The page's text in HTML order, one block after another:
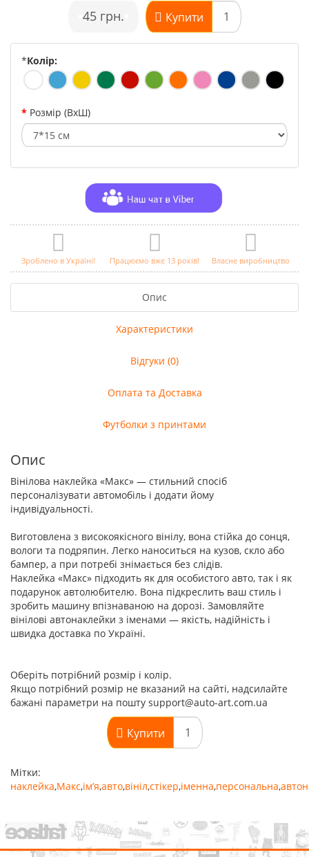
45 грн. Купити
*Колір:
Розмір (ВхШ)
Зроблено в Україні! Працюємо вже 13 років! Власне виробництво
Опис
Характеристики
Відгуки (0)
Оплата та Доставка
Футболки з принтами
Опис
Вінілова наклейка «Макс» — стильний спосіб
персоналізувати автомобіль і додати йому
індивідуальності.
Виготовлена з високоякісного вінілу, вона стійка до сонця,
вологи та подряпин. Легко наноситься на кузов, скло або
бампер, а при потребі знімається без слідів.
Наклейка «Макс» підходить як для особистого авто, так і як
подарунок автолюбителю. Вона підкреслить ваш стиль і
зробить машину впізнаваною на дорозі. Замовляйте
вінілові автонаклейки з іменами — якість, надійність і
швидка доставка по Україні.
Оберіть потрібний розмір і колір.
Якщо потрібний розмір не вказаний на сайті, надсилайте
бажані параметри на пошту support@auto-art.com.ua
Купити
Мітки:
наклейка,Макс,ім’я,авто,вініл,стікер,іменна,персональна,